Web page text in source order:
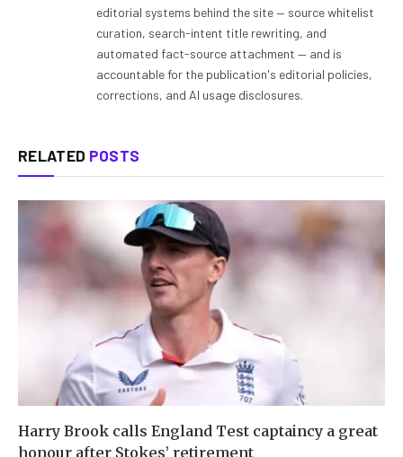
editorial systems behind the site — source whitelist
curation, search-intent title rewriting, and
automated fact-source attachment — and is
accountable for the publication's editorial policies,
corrections, and AI usage disclosures.
RELATED POSTS
Harry Brook calls England Test captaincy a great
honour after Stokes’ retirement